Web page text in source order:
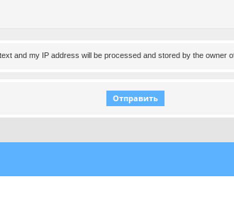
and my IP address will be processed and stored by the owner